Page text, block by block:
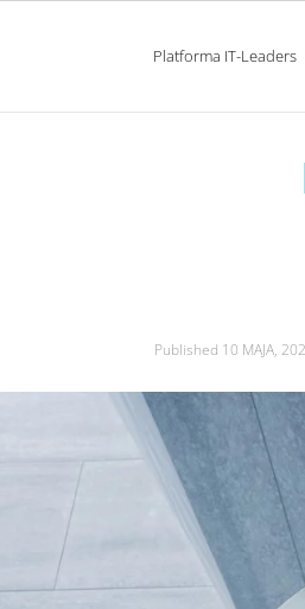
Platforma IT-Leaders
Published 10 MAJA,